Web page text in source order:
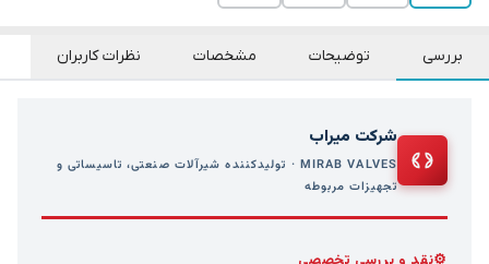
بررسی توضیحات مشخصات نظرات کاربران
شرکت میراب
MIRAB VALVES · تولیدکننده شیرآلات صنعتی، تاسیساتی و
تجهیزات مربوطه